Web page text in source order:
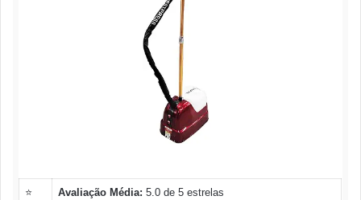
⭐ Avaliação Média: 5.0 de 5 estrelas